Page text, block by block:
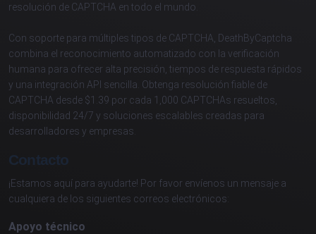
resolución de CAPTCHA en todo el mundo.
Con soporte para múltiples tipos de CAPTCHA, DeathByCaptcha
combina el reconocimiento automatizado con la verificación
humana para ofrecer alta precisión, tiempos de respuesta rápidos
y una integración API sencilla. Obtenga resolución fiable de
CAPTCHA desde $1.39 por cada 1,000 CAPTCHAs resueltos,
disponibilidad 24/7 y soluciones escalables creadas para
desarrolladores y empresas.
Contacto
¡Estamos aquí para ayudarte! Por favor envíenos un mensaje a
cualquiera de los siguientes correos electrónicos:
Apoyo técnico